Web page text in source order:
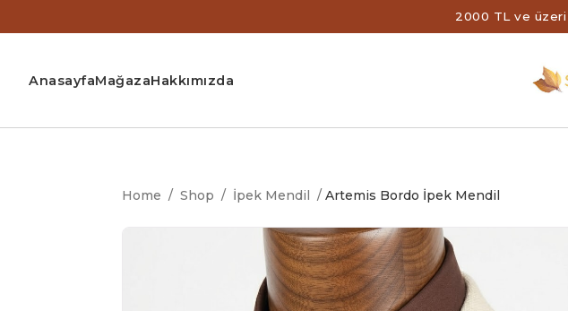
2000 TL ve
AnasayfaMağazaHakkımızda
Home / Shop / İpek Mendil / Artemis Bordo İpek Mendil